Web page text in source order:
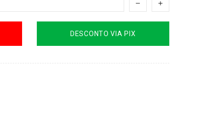
DESCONTO VIA PIX